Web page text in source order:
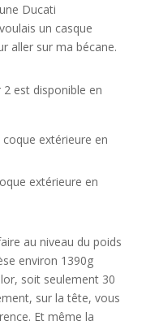
Ducati
un casque
aller sur ma bécane.
est disponible en
extérieure en
extérieure en
au niveau du poids
environ 1390g
soit seulement 30
sur la tête, vous
Et même la